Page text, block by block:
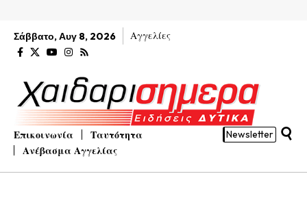
Σάββατο, Αυγ 8, 2026 Αγγελίες
Επικοινωνία
Ταυτότητα
Ανέβασμα Αγγελίας
Newsletter